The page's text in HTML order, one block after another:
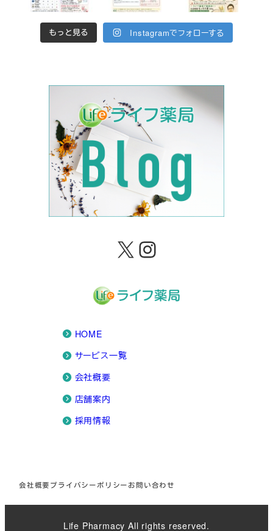
もっと見る Instagramでフォローする
X Instagram
HOME
サービス一覧
会社概要
店舗案内
採用情報
会社概要 プライバシーポリシー お問い合わせ
Life Pharmacy All rights reserved.